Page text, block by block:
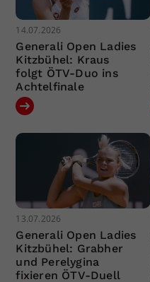
14.07.2026
Generali Open Ladies
Kitzbühel: Kraus
folgt ÖTV-Duo ins
Achtelfinale
13.07.2026
Generali Open Ladies
Kitzbühel: Grabher
und Perelygina
fixieren ÖTV-Duell